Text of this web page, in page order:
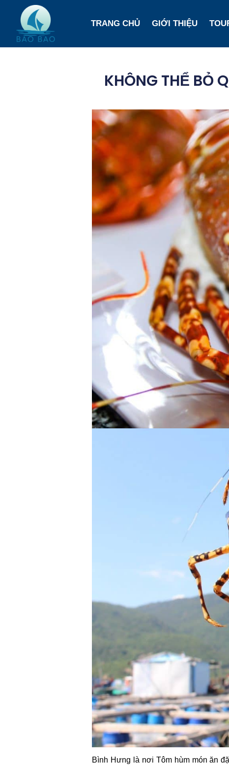
TRANG CHỦ GIỚI THIỆU
KHÔNG THỂ BỎ
Bình Hưng là nơi Tôm hùm món ăn